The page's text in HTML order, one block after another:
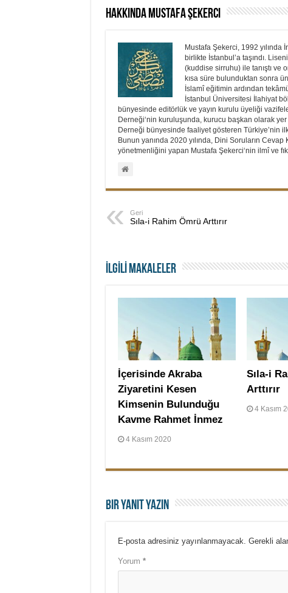
Hakkında Mustafa Şekerci
Mustafa Şekerci, 1992
birlikte İstanbul’a taşındı.
(kuddise sirruhu) ile tanıştı ve
kısa süre bulunduktan sonra
İslamî eğitimin ardından
İstanbul Üniversitesi İlahiyat
bünyesinde editörlük ve yayın kurulu üyeliği
Derneği‘nin kuruluşunda, kurucu başkan olarak
Derneği bünyesinde faaliyet gösteren Türkiye’nin
Bunun yanında 2020 yılında, Dini Soruların
yönetmenliğini yapan Mustafa Şekerci‘nin ilmî ve
Geri
Sıla-i Rahim Ömrü Arttırır
İLGİLİ MAKALELER
İçerisinde Akraba
Ziyaretini Kesen
Kimsenin Bulunduğu
Kavme Rahmet İnmez
4 Kasım 2020
Sıla-i
Arttırır
4 Kasım
Bir yanıt yazın
E-posta adresiniz yayınlanmayacak. Gerekli
Yorum *